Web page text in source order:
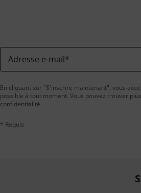
Adresse e-mail*
En cliquant sur "S'inscrire maintenant", vous
possible à tout moment. Vous pouvez trouver
confidentialité.
* Requis